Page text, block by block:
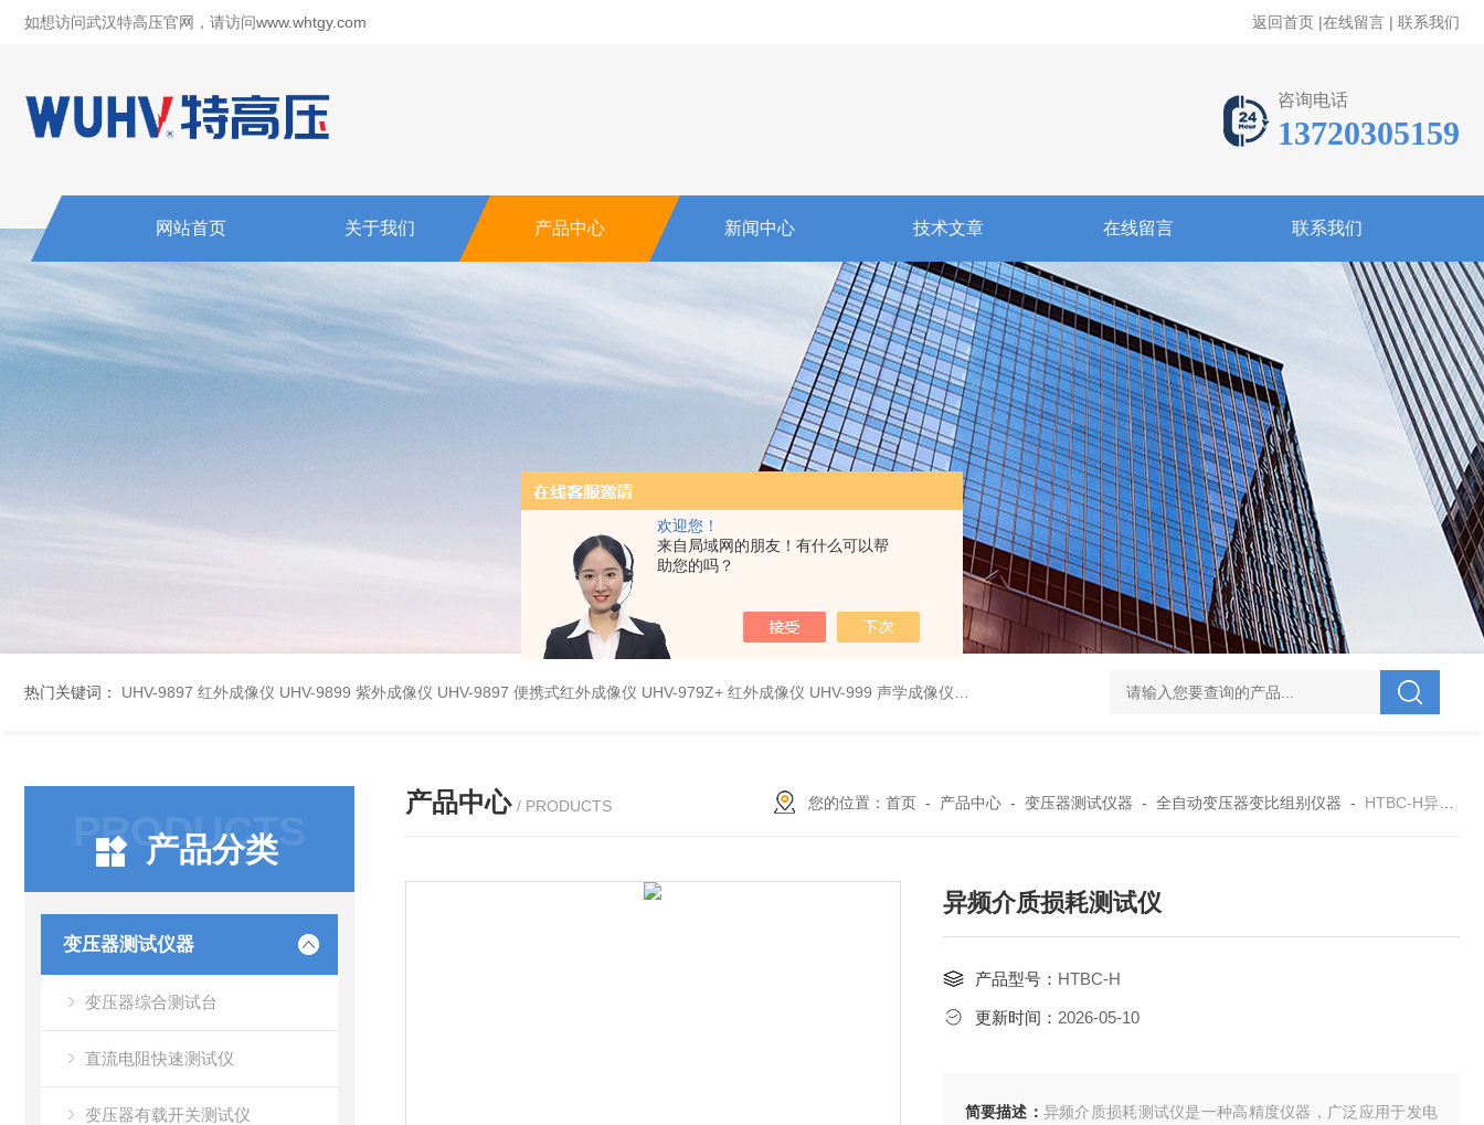
欢迎您！
来自局域网的朋友！有什么可以帮
助您的吗？
如想访问武汉特高压官网，请访问www.whtgy.com 返回首页 |在线留言 | 联系我们
咨询电话
13720305159
网站首页 关于我们 产品中心 新闻中心 技术文章 在线留言 联系我们
热门关键词： UHV-9897 红外成像仪 UHV-9899 紫外成像仪 UHV-9897 便携式红外成像仪 UHV-979Z+ 红外成像仪 UHV-999 声学成像仪 UHV-995 电力综合试验车 UHV-701 级差配合测试仪 UHV-646 全自动水溶
PRODUCTS
产品分类
变压器测试仪器
变压器综合测试台
直流电阻快速测试仪
变压器有载开关测试仪
产品中心 / PRODUCTS 您的位置： 首页- 产品中心- 变压器测试仪器 - 全自动变压器变比组别仪器 - HTBC-H异频介质损耗测试仪
异频介质损耗测试仪
产品型号： HTBC-H
更新时间： 2026-05-10
简要描述： 异频介质损耗测试仪是一种高精度仪器，广泛应用于发电